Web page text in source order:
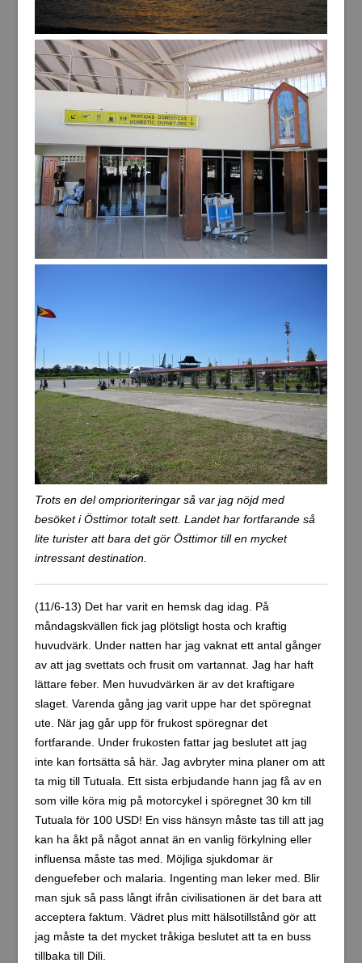
Trots en del omprioriteringar så var jag nöjd med
besöket i Östtimor totalt sett. Landet har fortfarande så
lite turister att bara det gör Östtimor till en mycket
intressant destination.
(11/6-13) Det har varit en hemsk dag idag. På
måndagskvällen fick jag plötsligt hosta och kraftig
huvudvärk. Under natten har jag vaknat ett antal gånger
av att jag svettats och frusit om vartannat. Jag har haft
lättare feber. Men huvudvärken är av det kraftigare
slaget. Varenda gång jag varit uppe har det spöregnat
ute. När jag går upp för frukost spöregnar det
fortfarande. Under frukosten fattar jag beslutet att jag
inte kan fortsätta så här. Jag avbryter mina planer om att
ta mig till Tutuala. Ett sista erbjudande hann jag få av en
som ville köra mig på motorcykel i spöregnet 30 km till
Tutuala för 100 USD! En viss hänsyn måste tas till att jag
kan ha åkt på något annat än en vanlig förkylning eller
influensa måste tas med. Möjliga sjukdomar är
denguefeber och malaria. Ingenting man leker med. Blir
man sjuk så pass långt ifrån civilisationen är det bara att
acceptera faktum. Vädret plus mitt hälsotillstånd gör att
jag måste ta det mycket tråkiga beslutet att ta en buss
tillbaka till Dili.